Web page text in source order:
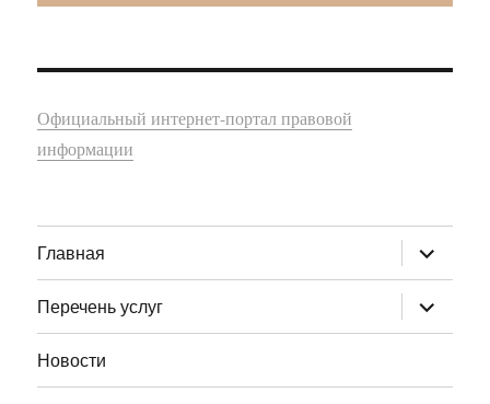
Официальный интернет-портал правовой
информации
Главная раскрыть
дочернее
меню
Перечень услуг
раскрыть
дочернее
меню
Новости